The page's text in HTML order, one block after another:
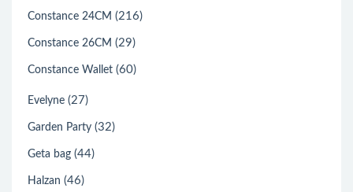
Constance 24CM (216)
Constance 26CM (29)
Constance Wallet (60)
Evelyne (27)
Garden Party (32)
Geta bag (44)
Halzan (46)